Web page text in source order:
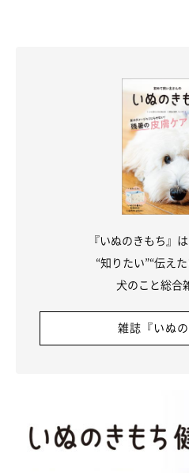
『いぬのきもち』
“知りたい”“伝え
犬のこと総合
雑誌『いぬの